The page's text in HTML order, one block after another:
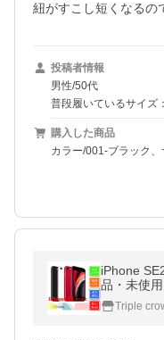
紐がすこし短くなるの
投稿者情報
男性/50代
普段履いているサイズ
購入した商品
カラー/001-ブラック
iPhone SE2 64GB 第2
品・未使用 白ロム本
ン iphonese2 iphone se2 最安 指紋認証 4G i
phone se
Triple